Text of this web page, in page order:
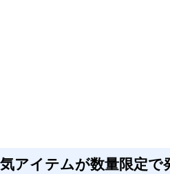
アイテムが数量限定で